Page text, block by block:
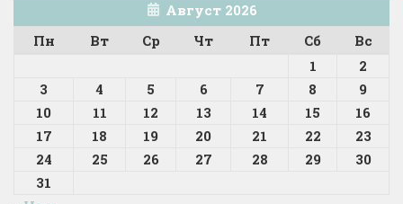
Август 2026
Пн
Вт Ср Чт Пт Сб
Вс
1
2
3
4 5 6 7 8
9
10
11 12 13 14 15
16
17
18 19 20 21 22
23
24
25 26 27 28 29
30
31